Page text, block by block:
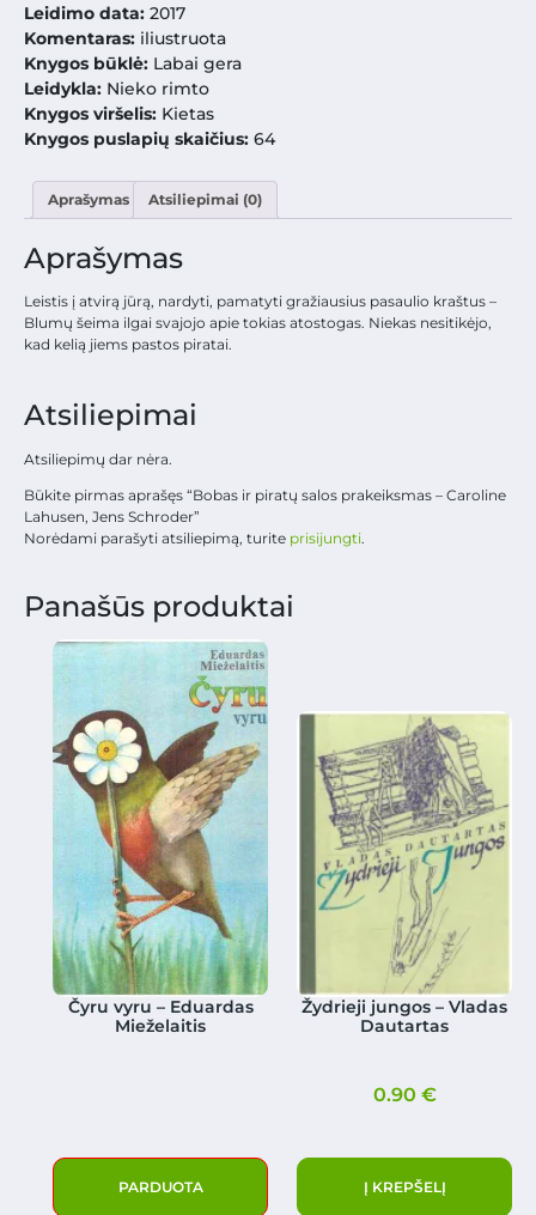
Leidimo data: 2017
Komentaras: iliustruota
Knygos būklė: Labai gera
Leidykla: Nieko rimto
Knygos viršelis: Kietas
Knygos puslapių skaičius: 64
Aprašymas Atsiliepimai (0)
Aprašymas
Leistis į atvirą jūrą, nardyti, pamatyti gražiausius pasaulio kraštus –
Blumų šeima ilgai svajojo apie tokias atostogas. Niekas nesitikėjo,
kad kelią jiems pastos piratai.
Atsiliepimai
Atsiliepimų dar nėra.
Būkite pirmas aprašęs “Bobas ir piratų salos prakeiksmas – Caroline
Lahusen, Jens Schroder”
Norėdami parašyti atsiliepimą, turite prisijungti.
Panašūs produktai
Čyru vyru – Eduardas
Mieželaitis
PARDUOTA
Žydrieji jungos – Vladas
Dautartas
0.90 €
Į KREPŠELĮ